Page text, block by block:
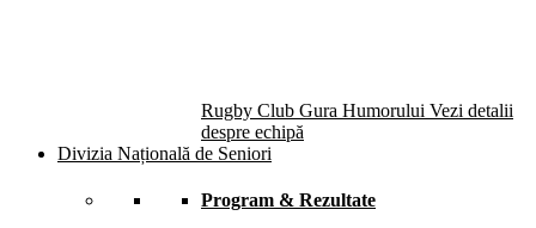
Rugby Club Gura Humorului Vezi detalii
despre echipă
Divizia Națională de Seniori
Program & Rezultate